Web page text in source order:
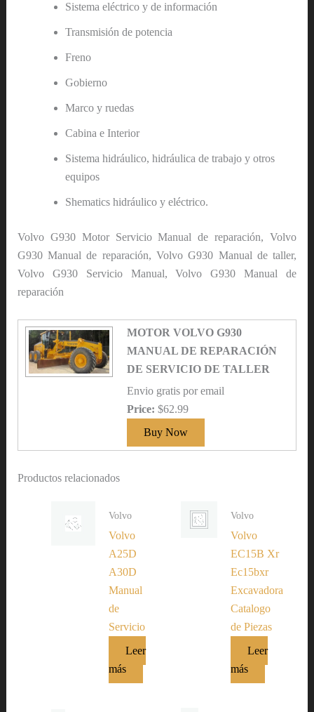
Sistema eléctrico y de información
Transmisión de potencia
Freno
Gobierno
Marco y ruedas
Cabina e Interior
Sistema hidráulico, hidráulica de trabajo y otros
equipos
Shematics hidráulico y eléctrico.
Volvo G930 Motor Servicio Manual de reparación, Volvo
G930 Manual de reparación, Volvo G930 Manual de taller,
Volvo G930 Servicio Manual, Volvo G930 Manual de
reparación
MOTOR VOLVO G930
MANUAL DE REPARACIÓN
DE SERVICIO DE TALLER
Envio gratis por email
Price: $62.99
Productos relacionados
Volvo
Volvo
A25D
A30D
Manual
de
Servicio
Leer
más
Volvo
Volvo
EC15B Xr
Ec15bxr
Excavadora
Catalogo
de Piezas
Leer
más